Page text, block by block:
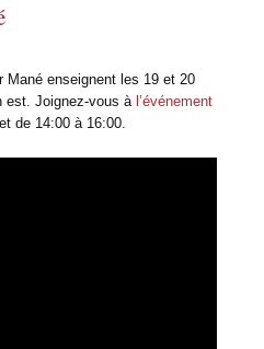
Mané enseignent les 19 et 20
est. Joignez-vous àl’événement
de 14:00 à 16:00.